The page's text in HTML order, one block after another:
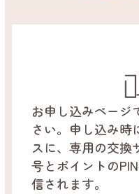
お申し込みページ
さい。申し込み時
スに、専用の交換
号とポイントの
信されます。